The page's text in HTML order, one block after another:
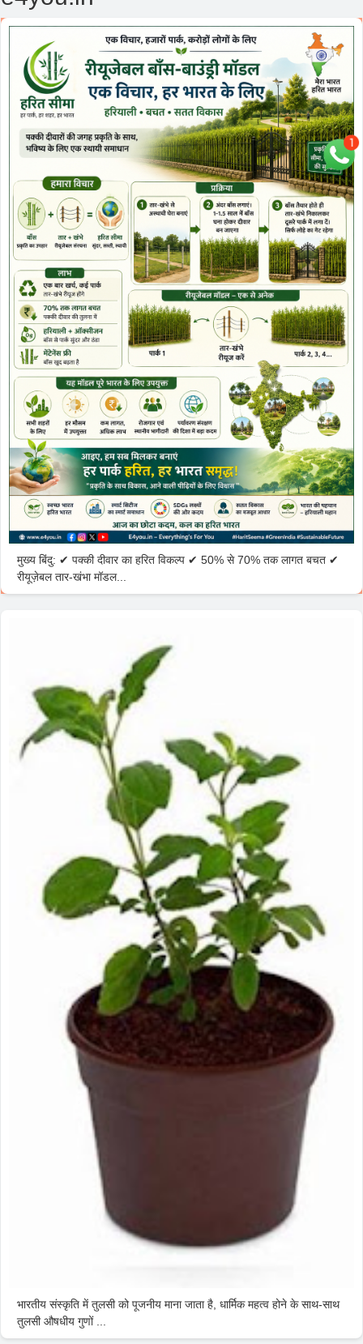
मुख्य बिंदु: ✔ पक्की दीवार का हरित विकल्प ✔ 50% से 70% तक लागत बचत ✔
रीयूज़ेबल तार-खंभा मॉडल...
भारतीय संस्कृति में तुलसी को पूजनीय माना जाता है, धार्मिक महत्व होने के साथ-साथ
तुलसी औषधीय गुणों ...